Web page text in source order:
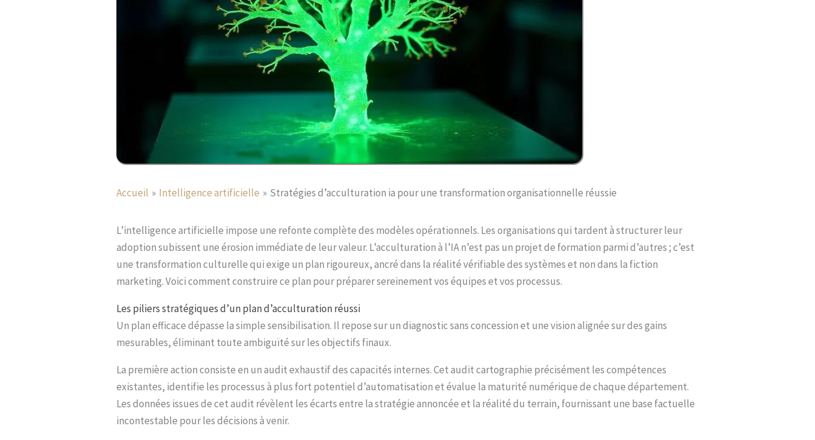
Accueil Intelligence artificielle Stratégies d’acculturation ia pour une transformation organisationnelle réussie
L’intelligence artificielle impose une refonte complète des modèles opérationnels. Les organisations qui tardent à structurer leur
adoption subissent une érosion immédiate de leur valeur. L’acculturation à l’IA n’est pas un projet de formation parmi d’autres ; c’est
une transformation culturelle qui exige un plan rigoureux, ancré dans la réalité vérifiable des systèmes et non dans la fiction
marketing. Voici comment construire ce plan pour préparer sereinement vos équipes et vos processus.
Les piliers stratégiques d’un plan d’acculturation réussi
Un plan efficace dépasse la simple sensibilisation. Il repose sur un diagnostic sans concession et une vision alignée sur des gains
mesurables, éliminant toute ambiguïté sur les objectifs finaux.
La première action consiste en un audit exhaustif des capacités internes. Cet audit cartographie précisément les compétences
existantes, identifie les processus à plus fort potentiel d’automatisation et évalue la maturité numérique de chaque département.
Les données issues de cet audit révèlent les écarts entre la stratégie annoncée et la réalité du terrain, fournissant une base factuelle
incontestable pour les décisions à venir.